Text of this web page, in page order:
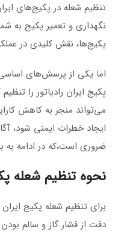
تنظیم شعله در پکیج‌های
نگهداری و تعمیر پکیج به
پکیج‌ها، نقش کلیدی در
اما یکی از پرسش‌های
پکیج ایران رادیاتور را
می‌تواند منجر به کاهش
ایجاد خطرات ایمنی شود،
ضروری است،که در ادامه به
نحوه تنظیم شعله
برای تنظیم شعله پکیج
دقت از فشار گاز و سالم